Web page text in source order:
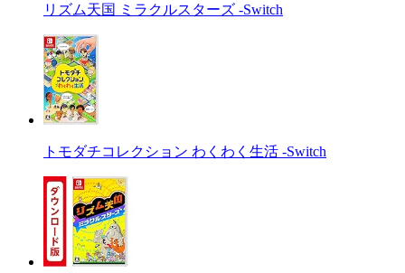
リズム天国 ミラクルスターズ -Switch
トモダチコレクション わくわく生活 -Switch